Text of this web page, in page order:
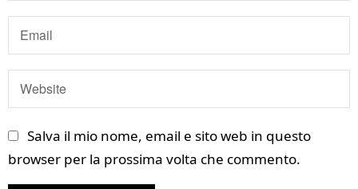
Salva il mio nome, email e sito web in questo
browser per la prossima volta che commento.